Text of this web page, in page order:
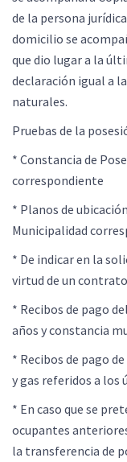
de la persona
domicilio se
que dio lugar a la
declaración igual a
naturales.
Pruebas de la
* Constancia de
correspondiente
* Planos de
Municipalidad
* De indicar en la
virtud de un
* Recibos de pago
años y constancia
* Recibos de pago
y gas referidos a los
* En caso que se
ocupantes
la transferencia de